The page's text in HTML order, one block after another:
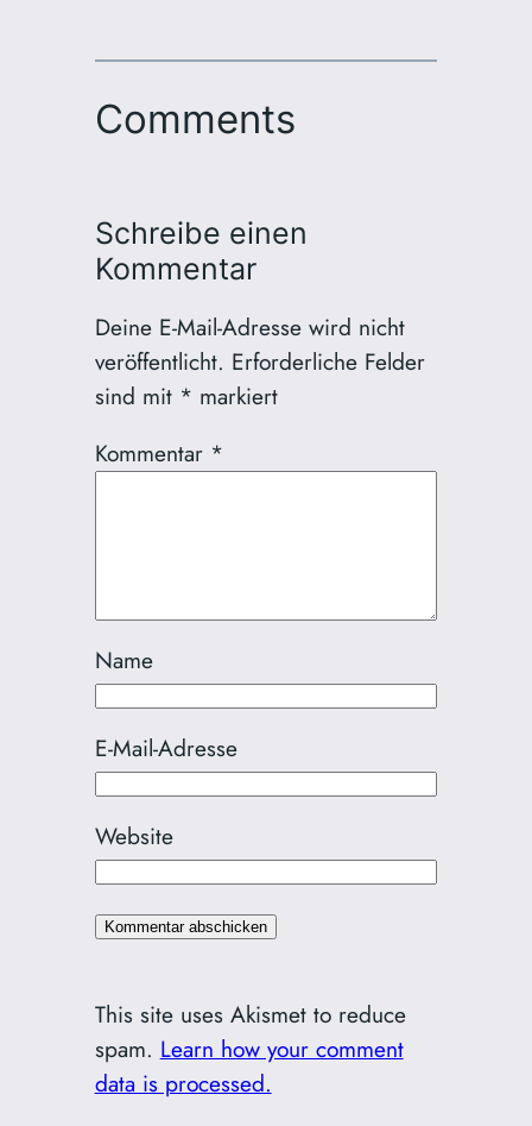
Comments
Schreibe einen
Kommentar
Deine E-Mail-Adresse wird nicht
veröffentlicht. Erforderliche Felder
sind mit * markiert
Kommentar *
Name
E-Mail-Adresse
Website
This site uses Akismet to reduce
spam. Learn how your comment
data is processed.